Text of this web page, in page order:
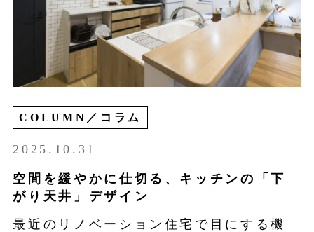
COLUMN／コラム
2025.10.31
空間を緩やかに仕切る、キッチンの「下
がり天井」デザイン
最近のリノベーション住宅で目にする機